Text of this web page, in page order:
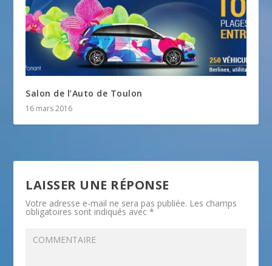
Salon de l’Auto de Toulon
16 mars 2016
LAISSER UNE RÉPONSE
Votre adresse e-mail ne sera pas publiée. Les champs
obligatoires sont indiqués avec*